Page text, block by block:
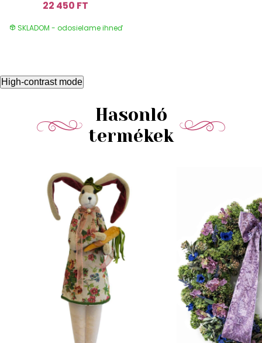
22 450 FT
SKLADOM - odosielame ihneď
High-contrast mode
Hasonló
termékek